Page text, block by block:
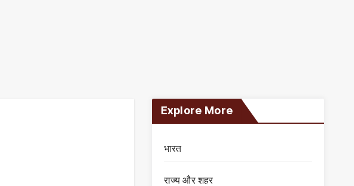
Explore More
भारत
राज्य और शहर